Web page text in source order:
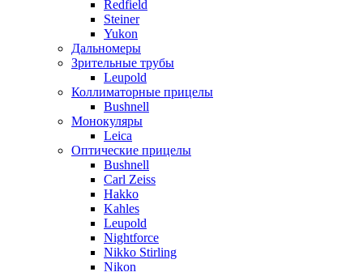
Redfield
Steiner
Yukon
Дальномеры
Зрительные трубы
Leupold
Коллиматорные прицелы
Bushnell
Монокуляры
Leica
Оптические прицелы
Bushnell
Carl Zeiss
Hakko
Kahles
Leupold
Nightforce
Nikko Stirling
Nikon